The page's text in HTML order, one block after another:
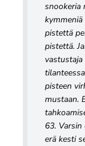
snookeria
pistettä
pistettä.
pisteen
mustaan.
63.
erä kesti